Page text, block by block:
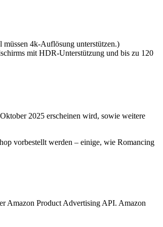
4k-Auflösung unterstützen.)
mit HDR-Unterstützung und bis zu 120
2025 erscheinen wird, sowie weitere
vorbestellt werden – einige, wie Romancing
Amazon Product Advertising API. Amazon